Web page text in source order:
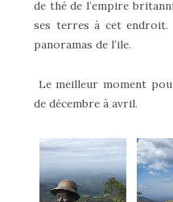
de thé de l’empire
ses terres à cet
panoramas de l’ile.
Le meilleur moment
de décembre à avril.